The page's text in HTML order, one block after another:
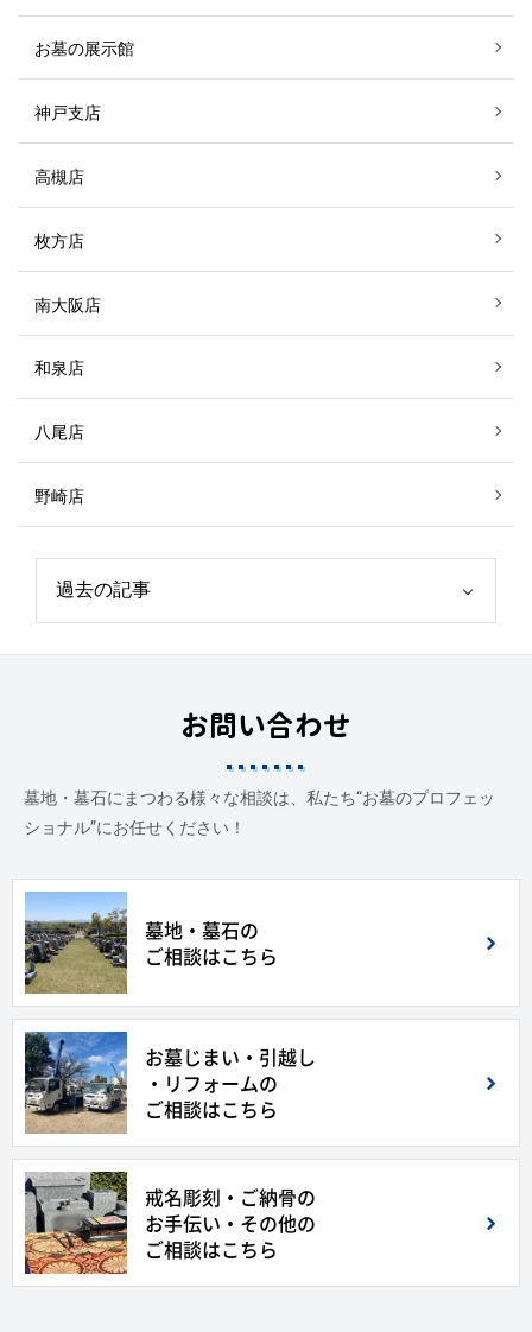
お墓の展示館
神戸支店
高槻店
枚方店
南大阪店
和泉店
八尾店
野崎店
お問い合わせ
墓地・墓石にまつわる様々な相談は、私たち“お墓のプロフェッ
ショナル”にお任せください！
墓地・墓石の
ご相談はこちら
お墓じまい・引越し
・リフォームの
ご相談はこちら
戒名彫刻・ご納骨の
お手伝い・その他の
ご相談はこちら